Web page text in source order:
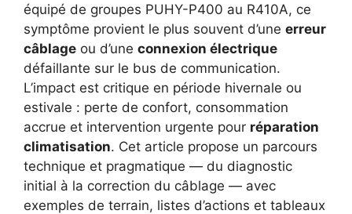
équipé de groupes PUHY-P400 au R410A, ce
symptôme provient le plus souvent d’une erreur
câblage ou d’une connexion électrique
défaillante sur le bus de communication.
L’impact est critique en période hivernale ou
estivale : perte de confort, consommation
accrue et intervention urgente pour réparation
climatisation. Cet article propose un parcours
technique et pragmatique — du diagnostic
initial à la correction du câblage — avec
exemples de terrain, listes d’actions et tableaux